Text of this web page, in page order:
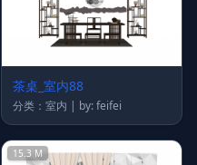
茶桌_室内88
分类：室内 | by: feifei
15.3 M